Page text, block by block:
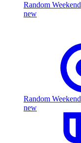
Random Weekend
new
Random Weekend
new